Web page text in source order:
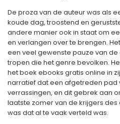
De proza van de auteur was als
koude dag, troostend en
andere manier ook in staat om
en verlangen over te brengen.
een veel gewenste pauze van
tropen die het genre bevolken.
het boek ebooks gratis online in
narratief dat een afgetreden pad
verrassingen, en dit gebrek aan
laatste zomer van de krijgers
was dat al te vaak verteld was.